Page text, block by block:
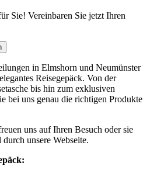
Sie! Vereinbaren Sie jetzt Ihren
in Elmshorn und Neumünster
Reisegepäck. Von der
bis hin zum exklusiven
bei uns genau die richtigen Produkte
uns auf Ihren Besuch oder sie
unsere Webseite.